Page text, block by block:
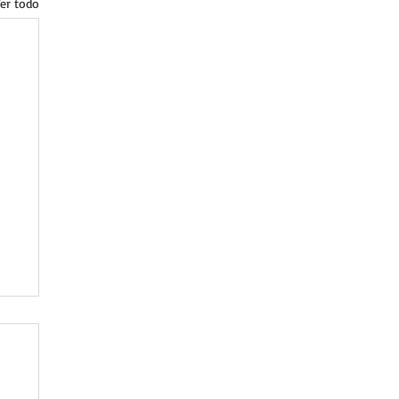
todo